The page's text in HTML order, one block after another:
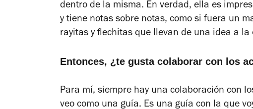
dentro de la misma. En verdad, ella es
y tiene notas sobre notas, como si fuera un
rayitas y flechitas que llevan de una idea a la
Entonces, ¿te gusta colaborar con los
Para mí, siempre hay una colaboración con
veo como una guía. Es una guía con la que